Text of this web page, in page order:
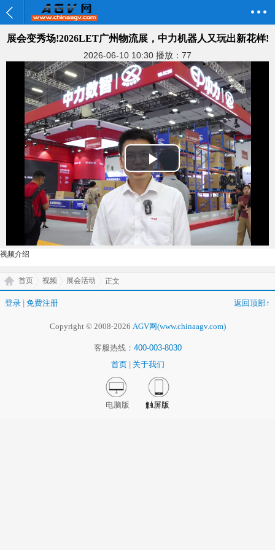
展会变秀场!2026LET广州物流展，中力机器人又玩出新花样!
2026-06-10 10:30 播放：77
Play
Video
视频介绍
首页 视频 展会活动 正文
登录 免费注册 返回顶部↑
Copyright © 2008-2026 AGV网(www.chinaagv.com)
客服热线： 400-003-8030
首页
关于我们
电脑版 触屏版